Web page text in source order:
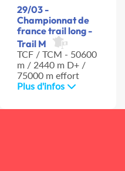
29/03 -
Championnat de
france trail long -
Trail M
TCF / TCM - 50600
m / 2440 m D+ /
75000 m effort
Plus d'infos